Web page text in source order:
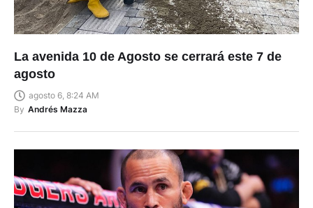
La avenida 10 de Agosto se cerrará este 7 de
agosto
agosto 6, 8:24 AM
By
Andrés Mazza